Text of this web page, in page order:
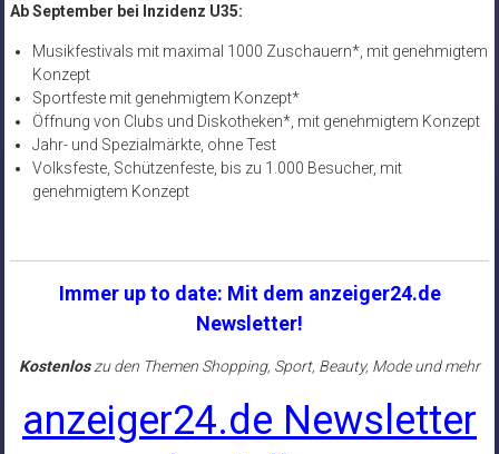
Ab September bei Inzidenz U35:
Musikfestivals mit maximal 1000 Zuschauern*, mit genehmigtem
Konzept
Sportfeste mit genehmigtem Konzept*
Öffnung von Clubs und Diskotheken*, mit genehmigtem Konzept
Jahr- und Spezialmärkte, ohne Test
Volksfeste, Schützenfeste, bis zu 1.000 Besucher, mit
genehmigtem Konzept
Immer up to date: Mit dem anzeiger24.de
Newsletter!
Kostenloszu den Themen Shopping, Sport, Beauty, Mode und mehr
anzeiger24.de Newsletter